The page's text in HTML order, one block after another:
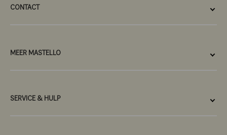
CONTACT
MEER MASTELLO
SERVICE & HULP